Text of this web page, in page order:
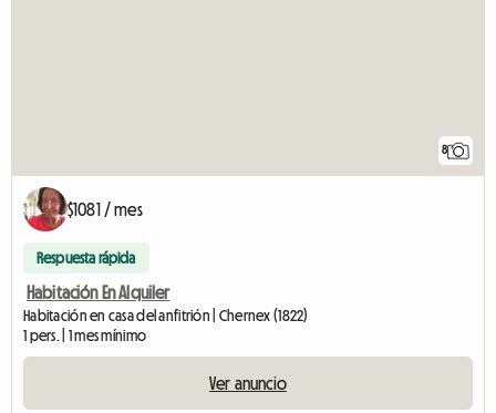
8
$1081 / mes
Respuesta rápida
Habitación En Alquiler
Habitación en casa del anfitrión | Chernex (1822)
1 pers. | 1 mes mínimo
Ver anuncio